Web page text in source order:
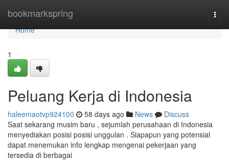
bookmarkspring
Home
Home
1
Peluang Kerja di Indonesia
haleemaotvp924100 58 days ago News
Discuss
Saat sekarang musim baru , sejumlah perusahaan di Indonesia
menyediakan posisi posisi unggulan . Siapapun yang potensial
dapat menemukan info lengkap mengenai pekerjaan yang
tersedia di berbagai